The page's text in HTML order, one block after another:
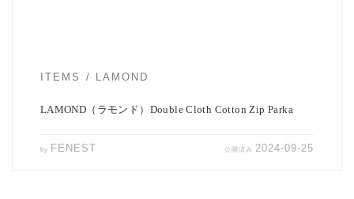
ITEMS LAMOND
LAMOND（ラモンド）Double Cloth Cotton Zip Parka
by FENEST 公開済み 2024-09-25